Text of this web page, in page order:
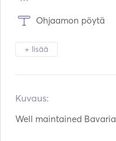
Ohjaamon pöytä
Kiikarit
Ruokailuvälineet /
+ lisää
Kuvaus:
Well maintained Bavaria